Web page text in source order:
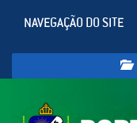
NAVEGAÇÃO DO SITE